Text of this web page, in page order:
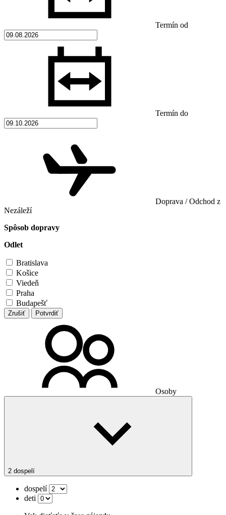
Termín od
Termín do
Doprava / Odchod z
Nezáleží
Spôsob dopravy
Odlet
Bratislava
Košice
Viedeň
Praha
Budapešť
Zrušiť Potvrdiť
Osoby
2 dospelí
dospelí
deti